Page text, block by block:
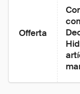
Offerta